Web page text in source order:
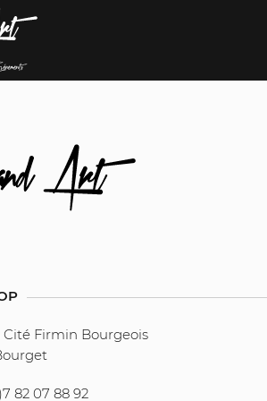
Cité Firmin Bourgeois
82 07 88 92